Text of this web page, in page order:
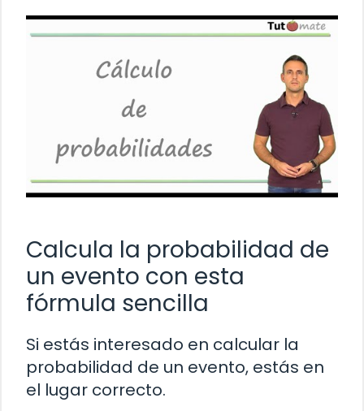
Calcula la probabilidad de
un evento con esta
fórmula sencilla
Si estás interesado en calcular la
probabilidad de un evento, estás en
el lugar correcto.